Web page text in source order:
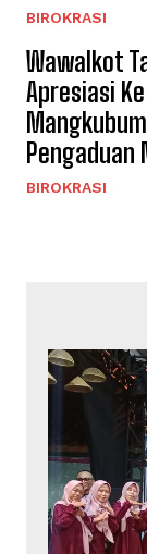
BIROKRASI
Wawalkot
Apresiasi
BIROKRASI